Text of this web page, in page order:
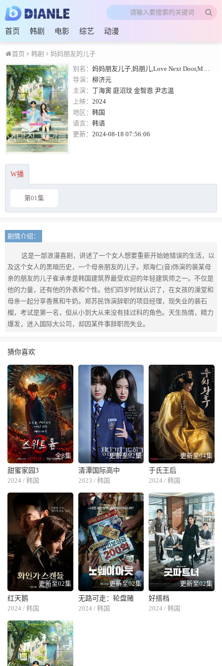
首页 韩剧 电影 综艺 动漫
首页 韩剧
妈妈朋友的儿子
别名： 妈妈朋友儿子,妈朋儿,Love Next Door,Mom's Friend's Son
导演： 柳济元
主演： 丁海寅 庭沼玟 金智恩 尹志温
上映： 2024
地区： 韩国
语言： 韩语
更新： 2024-08-18 07:56:06
W播
第01集
剧情介绍：
这是一部浪漫喜剧，讲述了一个女人想要重新开始她错误的生活，以
及这个女人的黑暗历史，一个母亲朋友的儿子。郑海仁(音)饰演的裴某母
亲的朋友的儿子崔承孝是韩国建筑界最受欢迎的年轻建筑师之一。不仅是
他的力量，还有他的外表和个性。他们四岁时就认识了，在女孩的澡堂和
母亲一起分享香蕉和牛奶。郑苏民饰演辞职的项目经理，现失业的裴石
榴，考试是第一名，但从小到大从来没有挂过科的角色。天生热情，精力
爆发，进入国际大公司，却因某件事辞职而失业。
猜你喜欢
全8集
甜蜜家园3
2024 / 韩国
更新至02集
清潭国际高中
2023 / 韩国
更新至04集
于氏王后
2024 / 韩国
更新至02集
红天鹅
2024 / 韩国
更新至02集
无路可走：轮盘赌
2024 / 韩国
更新至02集
好搭档
2024 / 韩国